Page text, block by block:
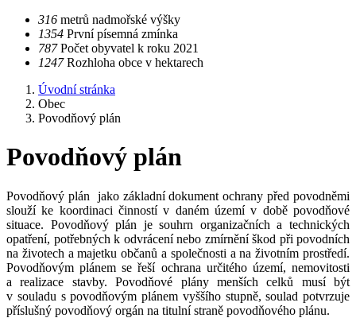
​​316 metrů nadmořské výšky
​​1354 První písemná zmínka
​​787 Počet obyvatel k roku 2021
​​1247 Rozhloha obce v hektarech
Úvodní stránka
Obec
Povodňový plán
Povodňový plán
Povodňový plán jako základní dokument ochrany před povodněmi
slouží ke koordinaci činností v daném území v době povodňové
situace. Povodňový plán je souhrn organizačních a technických
opatření, potřebných k odvrácení nebo zmírnění škod při povodních
na životech a majetku občanů a společnosti a na životním prostředí.
Povodňovým plánem se řeší ochrana určitého území, nemovitosti
a realizace stavby. Povodňové plány menších celků musí být
v souladu s povodňovým plánem vyššího stupně, soulad potvrzuje
příslušný povodňový orgán na titulní straně povodňového plánu.